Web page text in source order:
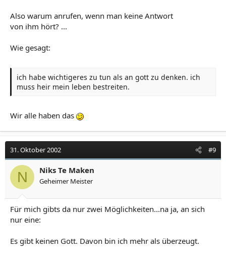
Also warum anrufen, wenn man keine Antwort
von ihm hört? ...
Wie gesagt:
ich habe wichtigeres zu tun als an gott zu denken. ich
muss heir mein leben bestreiten.
Wir alle haben das
31. Oktober 2002 #9
N Niks Te Maken
Geheimer Meister
Für mich gibts da nur zwei Möglichkeiten...na ja, an sich
nur eine:
Es gibt keinen Gott. Davon bin ich mehr als überzeugt.